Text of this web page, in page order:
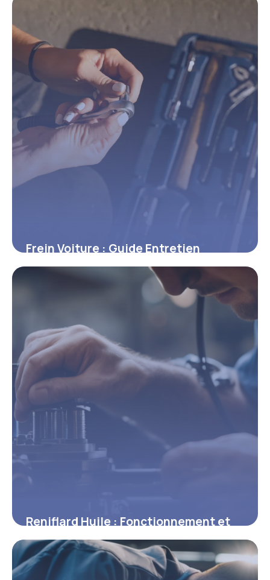
Frein Voiture : Guide Entretien
Complet
Reniflard Huile : Fonctionnement et
Entretien
7 mai 2026